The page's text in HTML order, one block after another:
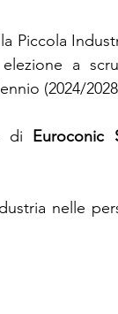
Piccola
a
(2024/
di Euroconic
nelle